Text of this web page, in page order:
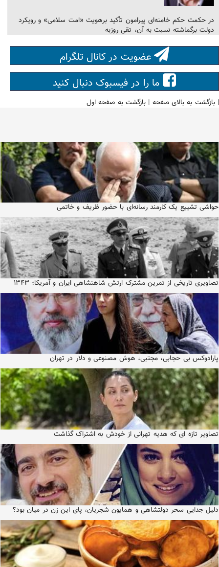
در حکمت حکم خامنه‌ای پیرامون تأکید برهویت «امت سلامی» و رویکرد
دولت برگماشته نسبت به آن، تقی روزبه
عضویت در کانال تلگرام
ما را در فیسبوک دنبال کنید
|بازگشت به بالای صفحه |بازگشت به صفحه اول
حواشی تشییع یک کارمند رسانه‌ای با حضور ظریف و خاتمی
تصاویری تاریخی از تمرین مشترک ارتش شاهنشاهی ایران و آمریکا؛ ۱۳۴۳
پارادوکس بی حجابی، مجتبی، هوش مصنوعی و دلار در تهران
تصاویر تازه ای که هدیه تهرانی از خودش به اشتراک گذاشت
دلیل جدایی سحر دولتشاهی و همایون شجریان، پای این زن در میان بود؟